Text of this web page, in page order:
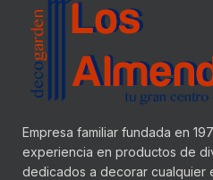
Empresa familiar fundada en
experiencia en productos de
dedicados a decorar cualquier